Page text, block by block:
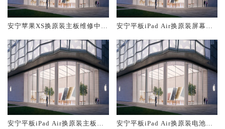
安宁苹果XS换原装主板维修中心
安宁平板iPad Air换原装屏幕服
安宁平板iPad Air换原装主板维
安宁平板iPad Air换原装电池维